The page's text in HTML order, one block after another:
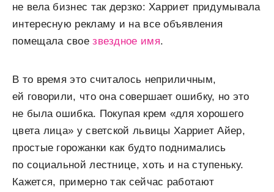
не вела бизнес так дерзко: Харриет придумывала
интересную рекламу и на все объявления
помещала своезвездное имя.
В то время это считалось неприличным,
ей говорили, что она совершает ошибку, но это
не была ошибка. Покупая крем «для хорошего
цвета лица» у светской львицы Харриет Айер,
простые горожанки как будто поднимались
по социальной лестнице, хоть и на ступеньку.
Кажется, примерно так сейчас работают